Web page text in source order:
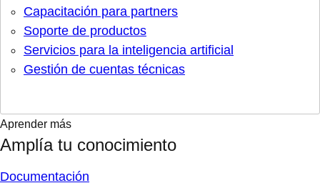
Capacitación para partners
Soporte de productos
Servicios para la inteligencia artificial
Gestión de cuentas técnicas
Aprender más
Amplía tu conocimiento
Documentación